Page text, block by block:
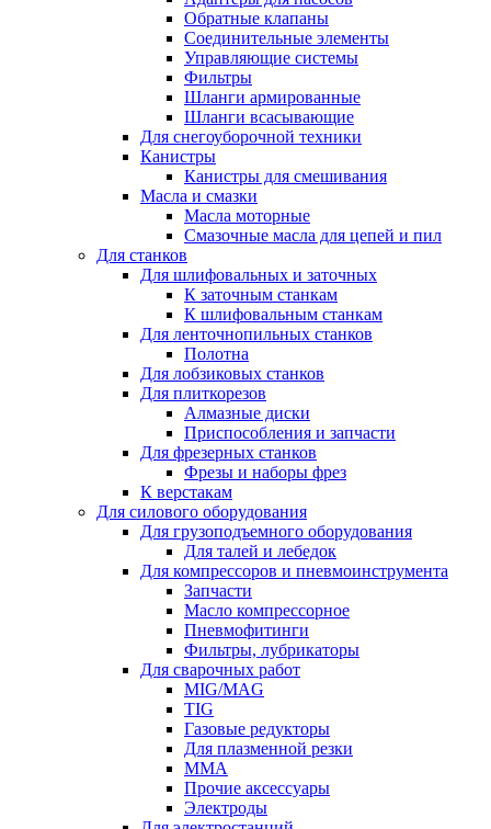
Обратные клапаны
Соединительные элементы
Управляющие системы
Фильтры
Шланги армированные
Шланги всасывающие
Для снегоуборочной техники
Канистры
Канистры для смешивания
Масла и смазки
Масла моторные
Смазочные масла для цепей и пил
Для станков
Для шлифовальных и заточных
К заточным станкам
К шлифовальным станкам
Для ленточнопильных станков
Полотна
Для лобзиковых станков
Для плиткорезов
Алмазные диски
Приспособления и запчасти
Для фрезерных станков
Фрезы и наборы фрез
К верстакам
Для силового оборудования
Для грузоподъемного оборудования
Для талей и лебедок
Для компрессоров и пневмоинструмента
Запчасти
Масло компрессорное
Пневмофитинги
Фильтры, лубрикаторы
Для сварочных работ
MIG/MAG
TIG
Газовые редукторы
Для плазменной резки
ММА
Прочие аксессуары
Электроды